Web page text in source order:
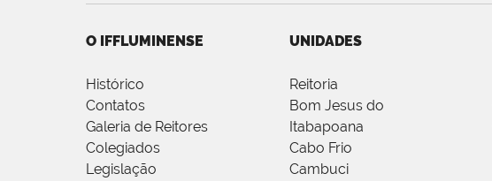
O IFFLUMINENSE
Histórico
Contatos
Galeria de Reitores
Colegiados
Legislação
UNIDADES
Reitoria
Bom Jesus do
Itabapoana
Cabo Frio
Cambuci